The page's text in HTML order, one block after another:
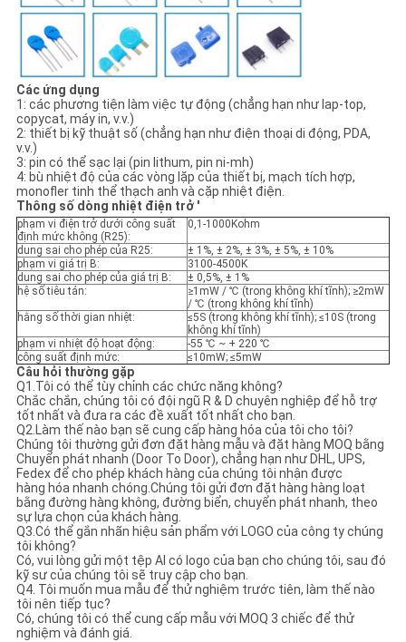
Các ứng dụng
1: các phương tiện làm việc tự động (chẳng hạn như lap-top,
copycat, máy in, v.v.)
2: thiết bị kỹ thuật số (chẳng hạn như điện thoại di động, PDA,
v.v.)
3: pin có thể sạc lại (pin lithum, pin ni-mh)
4: bù nhiệt độ của các vòng lặp của thiết bị, mạch tích hợp,
monofler tinh thể thạch anh và cặp nhiệt điện.
Thông số dòng nhiệt điện trở '
phạm vi điện trở dưới công suất
định mức không (R25):
0,1-1000Kohm
dung sai cho phép của R25:
± 1%, ± 2%, ± 3%, ± 5%, ± 10%
phạm vi giá trị B:
3100-4500K
dung sai cho phép của giá trị B:
± 0,5%, ± 1%
hệ số tiêu tán:
≥1mW / ℃ (trong không khí tĩnh); ≥2mW
/ ℃ (trong không khí tĩnh)
hằng số thời gian nhiệt:
≤5S (trong không khí tĩnh); ≤10S (trong
không khí tĩnh)
phạm vi nhiệt độ hoạt động:
-55 ℃ ~ + 220 ℃
công suất định mức:
≤10mW; ≤5mW
Câu hỏi thường gặp
Q1.Tôi có thể tùy chỉnh các chức năng không?
Chắc chắn, chúng tôi có đội ngũ R & D chuyên nghiệp để hỗ trợ
tốt nhất và đưa ra các đề xuất tốt nhất cho bạn.
Q2.Làm thế nào bạn sẽ cung cấp hàng hóa của tôi cho tôi?
Chúng tôi thường gửi đơn đặt hàng mẫu và đặt hàng MOQ bằng
Chuyển phát nhanh (Door To Door), chẳng hạn như DHL, UPS,
Fedex để cho phép khách hàng của chúng tôi nhận được
hàng hóa nhanh chóng.Chúng tôi gửi đơn đặt hàng hàng loạt
bằng đường hàng không, đường biển, chuyển phát nhanh, theo
sự lựa chọn của khách hàng.
Q3.Có thể gắn nhãn hiệu sản phẩm với LOGO của công ty chúng
tôi không?
Có, vui lòng gửi một tệp AI có logo của bạn cho chúng tôi, sau đó
kỹ sư của chúng tôi sẽ truy cập cho bạn.
Q4. Tôi muốn mua mẫu để thử nghiệm trước tiên, làm thế nào
tôi nên tiếp tục?
Có, chúng tôi có thể cung cấp mẫu với MOQ 3 chiếc để thử
nghiệm và đánh giá.